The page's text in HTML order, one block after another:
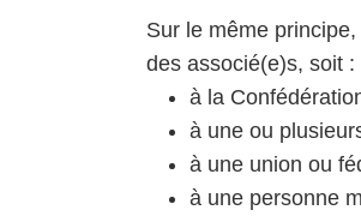
Sur le même
des associé(e)s, soit :
à la
à une ou
à une union ou
à une personne